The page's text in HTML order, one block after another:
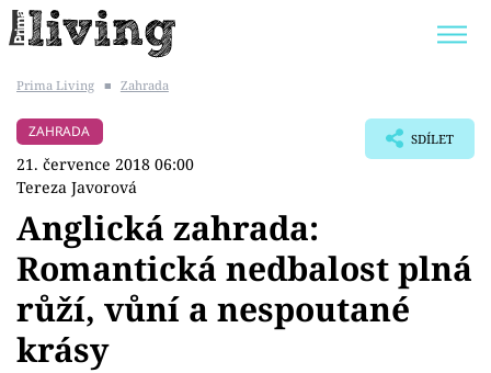
BYDLENÍ SLAVNÝCH
Témata
Bydlení
Prima Living ■ Zahrada
ZAHRADA
21. července 2018 06:00
Tereza Javorová
SDÍLET
Anglická zahrada:
Romantická nedbalost plná
růží, vůní a nespoutané
krásy